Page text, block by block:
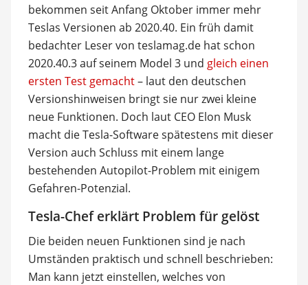
bekommen seit Anfang Oktober immer mehr
Teslas Versionen ab 2020.40. Ein früh damit
bedachter Leser von teslamag.de hat schon
2020.40.3 auf seinem Model 3 und gleich einen
ersten Test gemacht– laut den deutschen
Versionshinweisen bringt sie nur zwei kleine
neue Funktionen. Doch laut CEO Elon Musk
macht die Tesla-Software spätestens mit dieser
Version auch Schluss mit einem lange
bestehenden Autopilot-Problem mit einigem
Gefahren-Potenzial.
Tesla-Chef erklärt Problem für gelöst
Die beiden neuen Funktionen sind je nach
Umständen praktisch und schnell beschrieben:
Man kann jetzt einstellen, welches von